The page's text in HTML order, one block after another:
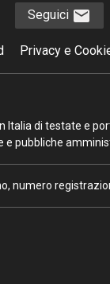
Seguici
Privacy e
Italia di testate e
pubbliche
numero